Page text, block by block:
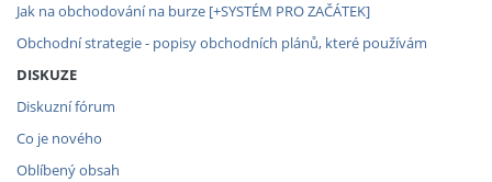
Jak na obchodování na burze [+SYSTÉM PRO ZAČÁTEK]
Obchodní strategie - popisy obchodních plánů, které používám
DISKUZE
Diskuzní fórum
Co je nového
Oblíbený obsah